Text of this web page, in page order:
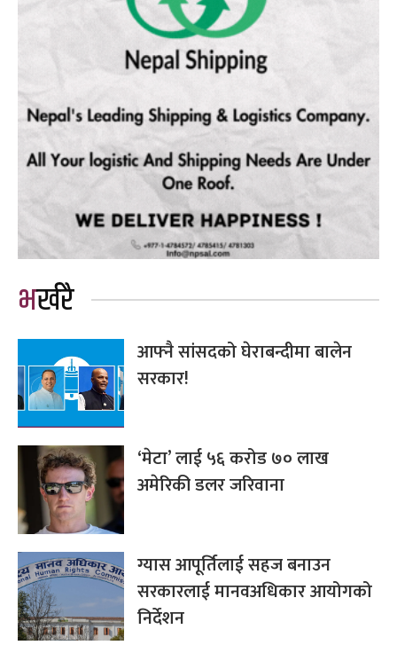
भर्खरै
आफ्नै सांसदको घेराबन्दीमा बालेन
सरकार!
‘मेटा’ लाई ५६ करोड ७० लाख
अमेरिकी डलर जरिवाना
ग्यास आपूर्तिलाई सहज बनाउन
सरकारलाई मानवअधिकार आयोगको
निर्देशन